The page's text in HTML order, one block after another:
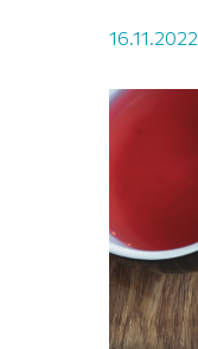
16.11.2022